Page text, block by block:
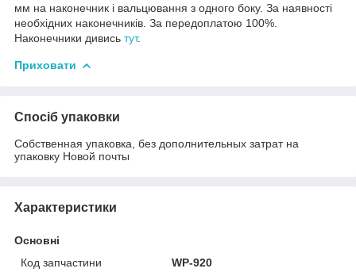
мм на наконечник і вальцювання з одного боку. За наявності
необхідних наконечників. За передоплатою 100%.
Наконечники дивись тут.
Приховати
Спосіб упаковки
Собственная упаковка, без дополнительных затрат на
упаковку Новой почты
Характеристики
Основні
Код запчастини
WP-920